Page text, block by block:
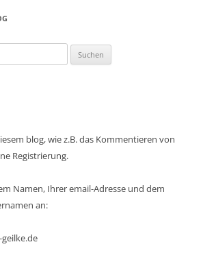
blog, wie z.B. das Kommentieren von
Registrierung.
Namen, Ihrer email-Adresse und dem
an: